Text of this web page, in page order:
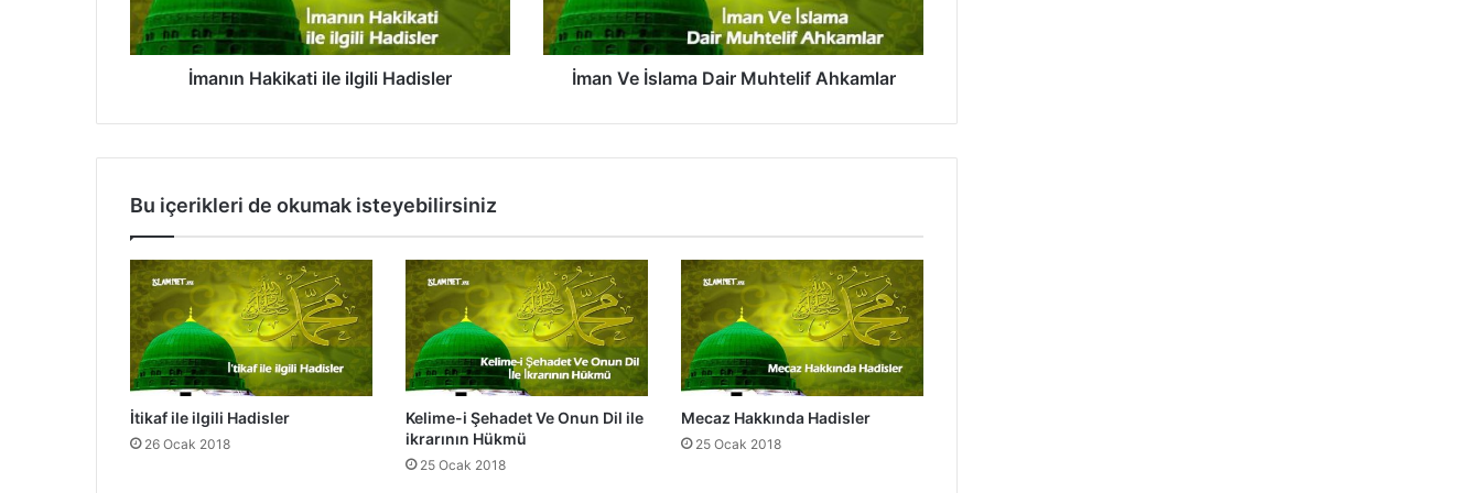
H
k
a
l
e
i
l
g
i
l
i
a
d
İmanın Hakikati ile ilgili Hadisler
l
a
M
u
h
t
e
l
i
f
A
İman Ve İslama Dair Muhtelif Ahkamlar
Bu içerikleri de okumak isteyebilirsiniz
İtikaf ile ilgili Hadisler
26 Ocak 2018
Kelime-i Şehadet Ve Onun Dil ile
ikrarının Hükmü
25 Ocak 2018
Mecaz Hakkında Hadisler
25 Ocak 2018